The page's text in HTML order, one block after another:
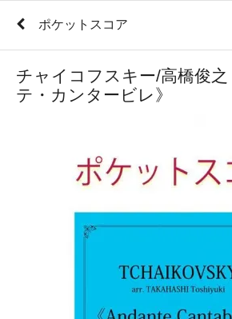
ポケットスコア
チャイコフスキー/高橋俊
テ・カンタービレ》